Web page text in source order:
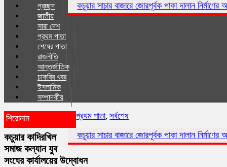
কচুয়ার সাচার বাজারে জোরপূর্বক পাকা দালান নির্মাণের অভিযোগ কচুয়ায়
প্রচ্ছদ
জাতীয়
সারা দেশ
প্রথম পাতা
শেষের পাতা
রাজনীতি
আন্তর্জাতিক
চাকরির খবর
ইসলা‌মিক
সম্পাদকীয়
শিরোনাম
কচুয়ার সাচার বাজারে জোরপূর্বক পাকা দালান নির্মাণের অভিযোগ কচুয়ায়
প্রথম পাতা,সর্বশেষ
কচুয়ার কাদিরখিল
সমাজ কল্যান যুব
সংঘের কার্যালয়ের উদ্বোধন